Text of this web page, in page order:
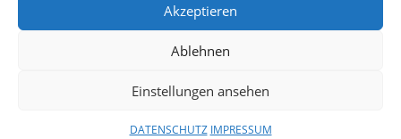
Akzeptieren
Ablehnen
Einstellungen ansehen
DATENSCHUTZ IMPRESSUM
Datenschutz
Impressum